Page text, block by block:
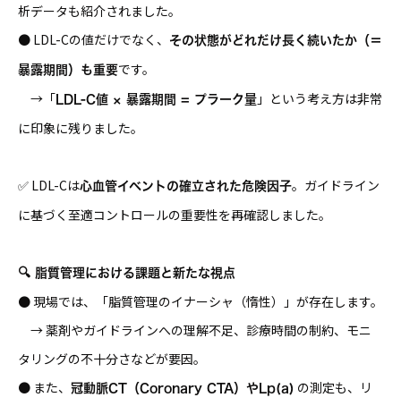
析データも紹介されました。
● LDL-Cの値だけでなく、
その状態がどれだけ長く続いたか（＝
暴露期間）も重要です。
→「 LDL-C値 × 暴露期間 = プラーク量 」という考え方は非常
に印象に残りました。
✅ LDL-Cは心血管イベントの確立された危険因子。ガイドライン
に基づく至適コントロールの重要性を再確認しました。
🔍 脂質管理における課題と新たな視点
● 現場では、「脂質管理のイナーシャ（惰性）」が存在します。
→ 薬剤やガイドラインへの理解不足、診療時間の制約、モニ
タリングの不十分さなどが要因。
● また、
冠動脈CT（Coronary CTA）やLp(a) の測定も、リ